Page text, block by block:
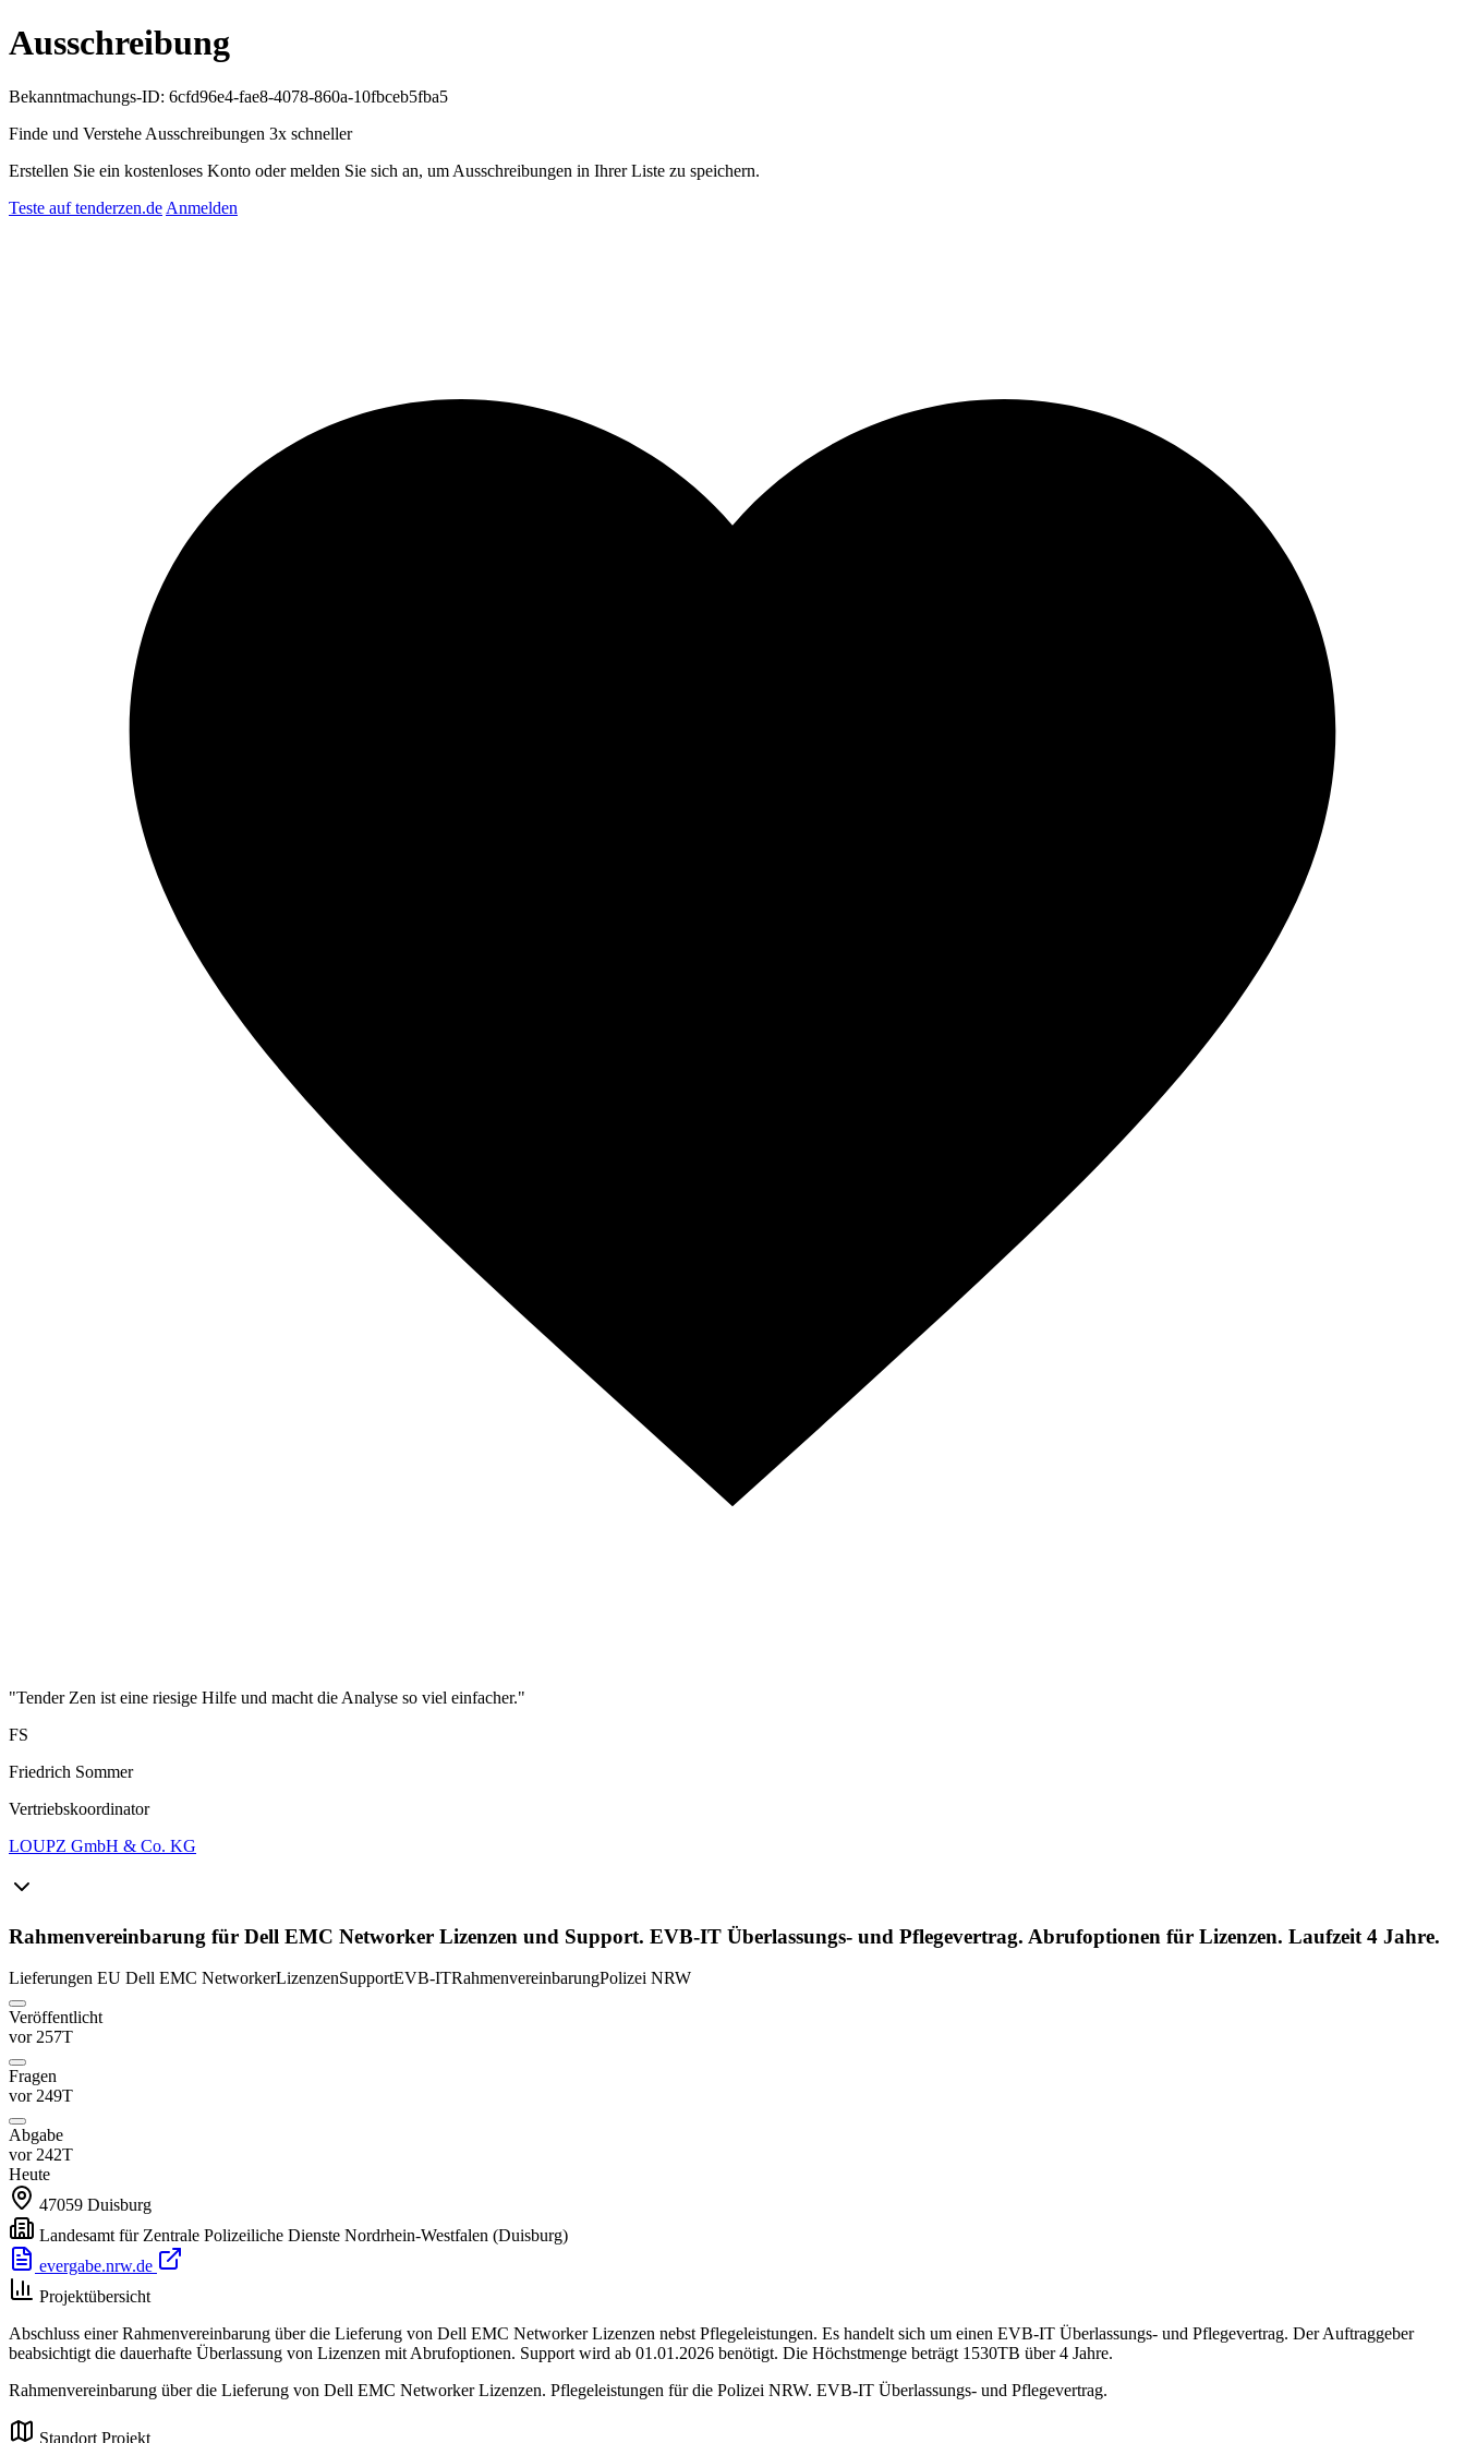
Ausschreibung
Bekanntmachungs-ID: 6cfd96e4-fae8-4078-860a-10fbceb5fba5
Finde und Verstehe Ausschreibungen 3x schneller
Erstellen Sie ein kostenloses Konto oder melden Sie sich an, um Ausschreibungen in Ihrer Liste zu speichern.
Teste auf tenderzen.de Anmelden
"Tender Zen ist eine riesige Hilfe und macht die Analyse so viel einfacher."
FS
Friedrich Sommer
Vertriebskoordinator
LOUPZ GmbH & Co. KG
Rahmenvereinbarung für Dell EMC Networker Lizenzen und Support. EVB-IT Überlassungs- und Pflegevertrag. Abrufoptionen für Lizenzen. Laufzeit 4 Jahre.
Lieferungen EU Dell EMC NetworkerLizenzenSupportEVB-ITRahmenvereinbarungPolizei NRW
Veröffentlicht
vor 257T
Fragen
vor 249T
Abgabe
vor 242T
Heute
47059 Duisburg
Landesamt für Zentrale Polizeiliche Dienste Nordrhein-Westfalen (Duisburg)
evergabe.nrw.de
Projektübersicht
Abschluss einer Rahmenvereinbarung über die Lieferung von Dell EMC Networker Lizenzen nebst Pflegeleistungen. Es handelt sich um einen EVB-IT Überlassungs- und Pflegevertrag. Der Auftraggeber
beabsichtigt die dauerhafte Überlassung von Lizenzen mit Abrufoptionen. Support wird ab 01.01.2026 benötigt. Die Höchstmenge beträgt 1530TB über 4 Jahre.
Rahmenvereinbarung über die Lieferung von Dell EMC Networker Lizenzen. Pflegeleistungen für die Polizei NRW. EVB-IT Überlassungs- und Pflegevertrag.
Standort Projekt